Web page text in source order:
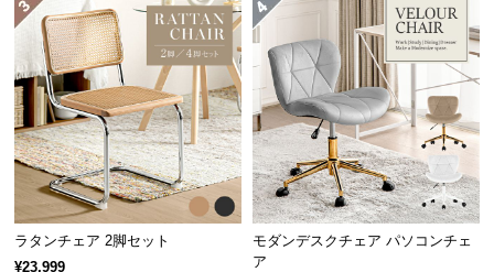
会
員
規
約
に
つ
い
て
本製品は天然木製品です。木目や色合いには個体
差があります。また、素材の木目を活かして風合
いを出す塗装を施しており、下地である天然木本
来の色合いによって掲載写真とは仕上がりが異な
る場合がございます。日光や照明の種類など、環
境によっても下地の濃淡の見え方に変化が生じま
す。商品の特性を十分ご理解の上、ご購入くださ
い。
抜群の耐水性で水をこぼしても安心
ラタンチェア 2脚セット
¥23,999
モダンデスクチェア パソコンチェ
ア